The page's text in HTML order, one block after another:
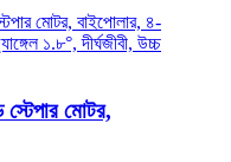
স্টেপার মোটর,